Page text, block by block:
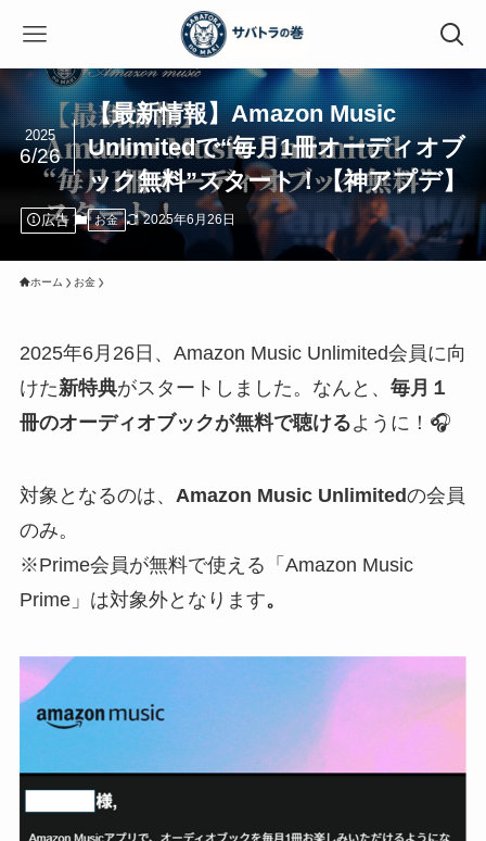
【最新情報】Amazon Music
Unlimitedで“毎月1冊オーディオブ
ック無料”スタート！【神アプデ】
2025
6/26
広告 お金 2025年6月26日
ホーム お金
2025年6月26日、Amazon Music Unlimited会員に向
けた新特典がスタートしました。なんと、 毎月１
冊のオーディオブックが無料で聴けるように！🎧
対象となるのは、 Amazon Music Unlimitedの会員
のみ。
※Prime会員が無料で使える「Amazon Music
Prime」は対象外となります。